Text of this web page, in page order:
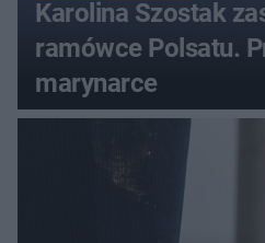
Karolina Szostak
ramówce Polsatu.
marynarce